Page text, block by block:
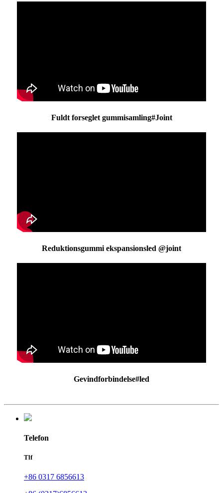
Fuldt forseglet gummisamling#Joint
Reduktionsgummi ekspansionsled @joint
Gevindforbindelse#led
Telefon
Tlf
+86 0317 6856613